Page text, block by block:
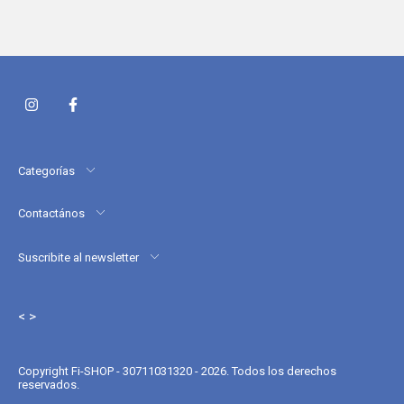
Categorías
Contactános
Suscribite al newsletter
< >
Copyright Fi-SHOP - 30711031320 - 2026. Todos los derechos
reservados.